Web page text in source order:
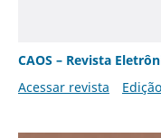
CAOS – Revista
Acessar revista